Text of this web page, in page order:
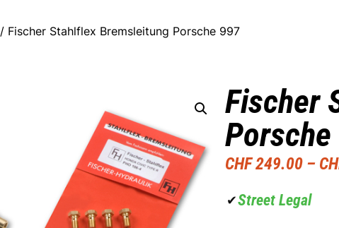
/ Fischer Stahlflex Bremsleitung Porsche 997
Fischer
CHF249.00 –
✔Street Legal